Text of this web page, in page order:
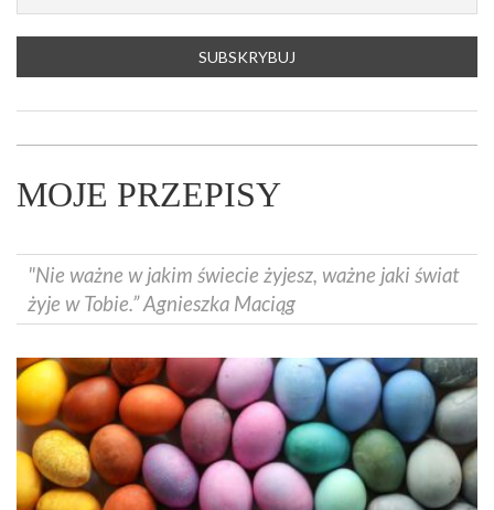
MOJE PRZEPISY
"Nie ważne w jakim świecie żyjesz, ważne jaki świat
żyje w Tobie.” Agnieszka Maciąg